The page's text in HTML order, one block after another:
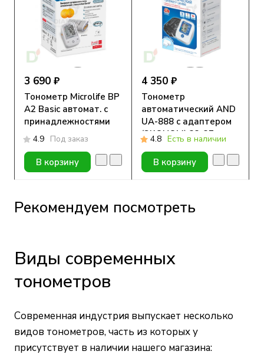
3 690 ₽
Тонометр Microlife BP
A2 Basic автомат. с
принадлежностями
4.9 Под заказ
В корзину
4 350 ₽
Тонометр
автоматический AND
UA-888 с адаптером
(ЭКОНОМ) 23-37 см
4.8 Есть в наличии
В корзину
Рекомендуем посмотреть
Виды современных
тонометров
Современная индустрия выпускает несколько
видов тонометров, часть из которых у
присутствует в наличии нашего магазина: